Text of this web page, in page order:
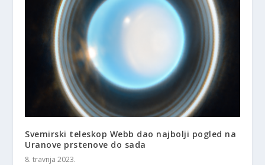
Svemirski teleskop Webb dao najbolji pogled na
Uranove prstenove do sada
8. travnja 2023.